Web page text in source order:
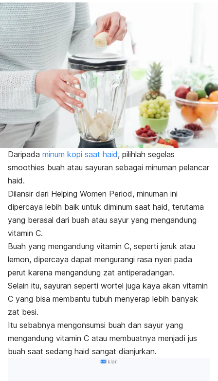
Daripada minum kopi saat haid, pilihlah segelas
smoothies buah atau sayuran sebagai minuman pelancar
haid.
Dilansir dari Helping Women Period, minuman ini
dipercaya lebih baik untuk diminum saat haid, terutama
yang berasal dari buah atau sayur yang mengandung
vitamin C.
Buah yang mengandung vitamin C, seperti jeruk atau
lemon, dipercaya dapat mengurangi rasa nyeri pada
perut karena mengandung zat antiperadangan.
Selain itu, sayuran seperti wortel juga kaya akan vitamin
C yang bisa membantu tubuh menyerap lebih banyak
zat besi.
Itu sebabnya mengonsumsi buah dan sayur yang
mengandung vitamin C atau membuatnya menjadi jus
buah saat sedang haid sangat dianjurkan.
Iklan